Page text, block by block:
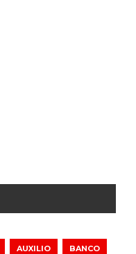
AUXILIO BANCO